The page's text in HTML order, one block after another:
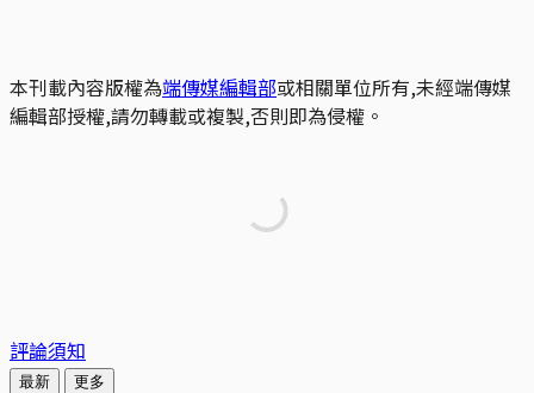
本刊載內容版權為端傳媒編輯部或相關單位所有,未經端傳媒
編輯部授權,請勿轉載或複製,否則即為侵權。
評論須知
最新 更多